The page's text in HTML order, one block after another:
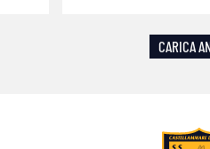
CARICA